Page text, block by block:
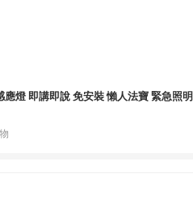
燈 即講即說 免安裝 懶人法寶 緊急照明